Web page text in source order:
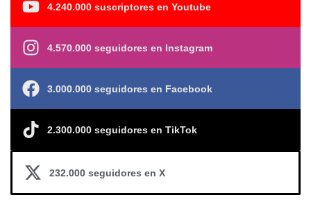
4.240.000 suscriptores en Youtube
4.570.000 seguidores en Instagram
3.000.000 seguidores en Facebook
2.300.000 seguidores en TikTok
232.000 seguidores en X